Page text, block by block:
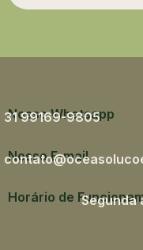
Nosso Whatsapp
31 99169-9805
Nosso E-mail
Horário de Segunda